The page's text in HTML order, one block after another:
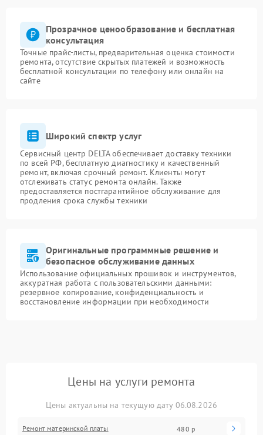
Прозрачное ценообразование и бесплатная
консультация
Точные прайс-листы, предварительная оценка стоимости
ремонта, отсутствие скрытых платежей и возможность
бесплатной консультации по телефону или онлайн на
сайте
Широкий спектр услуг
Сервисный центр DELTA обеспечивает доставку техники
по всей РФ, бесплатную диагностику и качественный
ремонт, включая срочный ремонт. Клиенты могут
отслеживать статус ремонта онлайн. Также
предоставляется постгарантийное обслуживание для
продления срока службы техники
Оригинальные программные решение и
безопасное обслуживание данных
Использование официальных прошивок и инструментов,
аккуратная работа с пользовательскими данными:
резервное копирование, конфиденциальность и
восстановление информации при необходимости
Цены на услуги ремонта
Цены актуальны на текущую дату 06.08.2026
Ремонт материнской платы 480 р